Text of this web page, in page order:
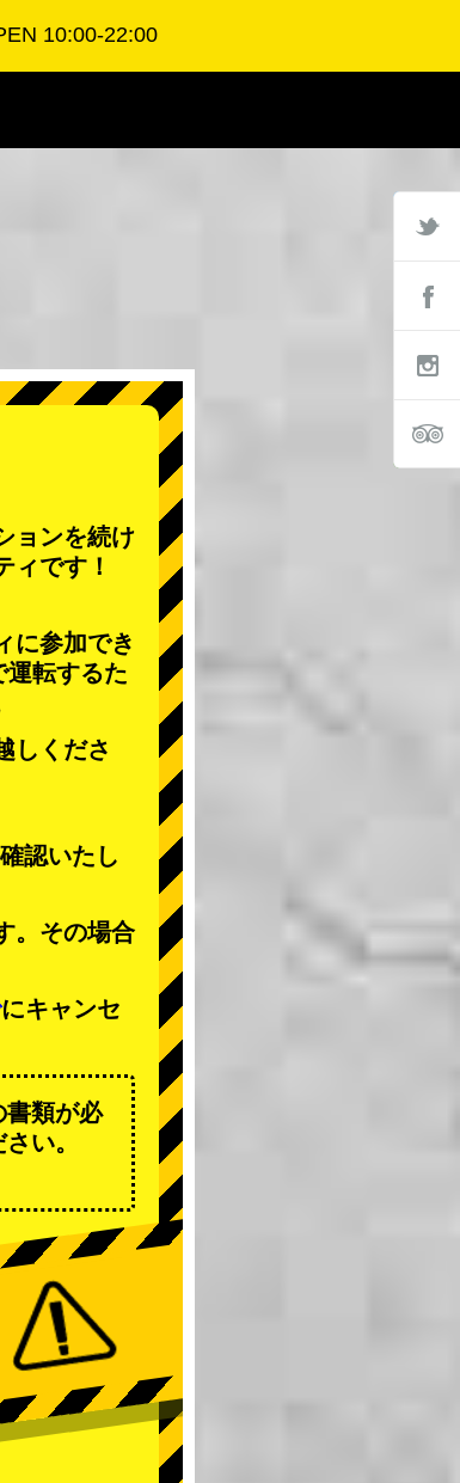
10:00-22:00
ョンを続け
ィです！
に参加でき
運転するた
しくださ
認いたし
。その場合
にキャンセ
書類が必
い。